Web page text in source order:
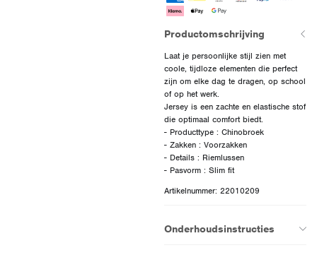
Productomschrijving
Laat je persoonlijke stijl zien met
coole, tijdloze elementen die perfect
zijn om elke dag te dragen, op school
of op het werk.
Jersey is een zachte en elastische stof
die optimaal comfort biedt.
- Producttype : Chinobroek
- Zakken : Voorzakken
- Details : Riemlussen
- Pasvorm : Slim fit
Artikelnummer: 22010209
Onderhoudsinstructies